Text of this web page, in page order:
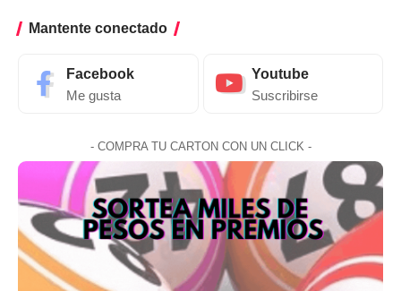
Mantente conectado
Facebook
Me gusta
Youtube
Suscribirse
- COMPRA TU CARTON CON UN CLICK -